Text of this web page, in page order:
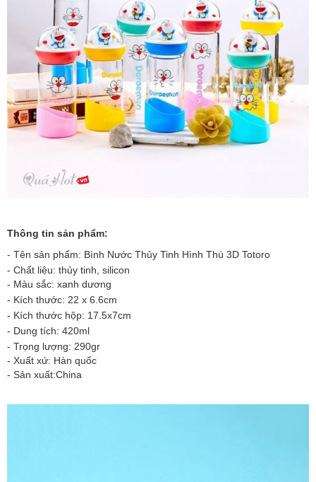
Thông tin sản phẩm:
- Tên sản phẩm: Bình Nước Thủy Tinh Hình Thú 3D Totoro
- Chất liệu: thủy tinh, silicon
- Màu sắc: xanh dương
- Kích thước: 22 x 6.6cm
- Kích thước hộp: 17.5x7cm
- Dung tích: 420ml
- Trọng lượng: 290gr
- Xuất xứ: Hàn quốc
- Sản xuất:China